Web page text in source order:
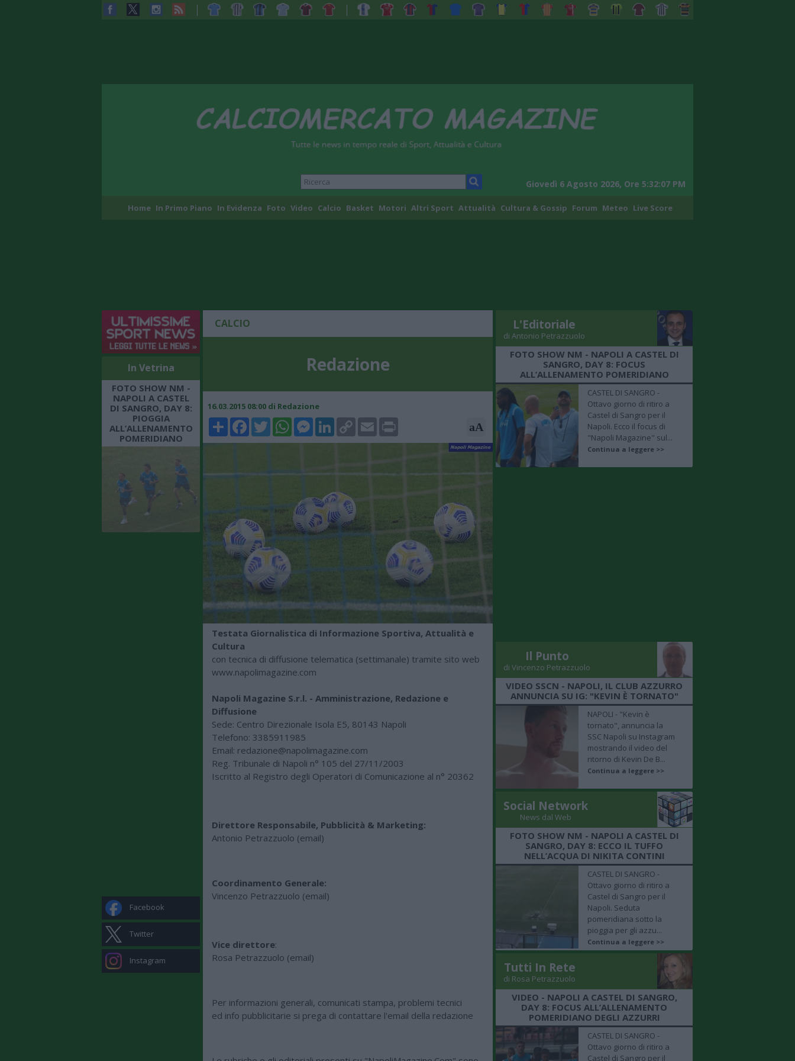
Giovedì 6 Agosto 2026, Ore 5:32:08 PM
Home In Primo Piano In Evidenza Foto Video Calcio Basket Motori Altri Sport Attualità Cultura & Gossip Forum Meteo Live Score
In Vetrina
FOTO SHOW NM -
NAPOLI A CASTEL
DI SANGRO, DAY 8:
PIOGGIA
ALL’ALLENAMENTO
POMERIDIANO
Facebook
Twitter
Instagram
CALCIO
Redazione
16.03.2015 08:00 di Redazione
ShareFacebookTwitterWhatsAppMessenger
LinkedIn
Copy
Link
Email Print aA
Testata Giornalistica di Informazione Sportiva, Attualità e
Cultura
con tecnica di diffusione telematica (settimanale) tramite sito web
www.napolimagazine.com
Napoli Magazine S.r.l. - Amministrazione, Redazione e
Diffusione
Sede: Centro Direzionale Isola E5, 80143 Napoli
Telefono: 3385911985
Email: redazione@napolimagazine.com
Reg. Tribunale di Napoli n° 105 del 27/11/2003
Iscritto al Registro degli Operatori di Comunicazione al n° 20362
Direttore Responsabile, Pubblicità & Marketing:
Antonio Petrazzuolo (email)
Coordinamento Generale:
Vincenzo Petrazzuolo (email)
Vice direttore:
Rosa Petrazzuolo (email)
Per informazioni generali, comunicati stampa, problemi tecnici
ed info pubblicitarie si prega di contattare l'email della redazione
L'Editoriale
di Antonio Petrazzuolo
FOTO SHOW NM - NAPOLI A CASTEL DI
SANGRO, DAY 8: FOCUS
ALL’ALLENAMENTO POMERIDIANO
CASTEL DI SANGRO -
Ottavo giorno di ritiro a
Castel di Sangro per il
Napoli. Ecco il focus di
"Napoli Magazine" sul...
Continua a leggere >>
Il Punto
di Vincenzo Petrazzuolo
VIDEO SSCN - NAPOLI, IL CLUB AZZURRO
ANNUNCIA SU IG: "KEVIN È TORNATO"
NAPOLI - "Kevin è
tornato", annuncia la
SSC Napoli su Instagram
mostrando il video del
ritorno di Kevin De B...
Continua a leggere >>
Social Network
News dal Web
FOTO SHOW NM - NAPOLI A CASTEL DI
SANGRO, DAY 8: ECCO IL TUFFO
NELL’ACQUA DI NIKITA CONTINI
CASTEL DI SANGRO -
Ottavo giorno di ritiro a
Castel di Sangro per il
Napoli. Seduta
pomeridiana sotto la
pioggia per gli azzu...
Continua a leggere >>
Tutti In Rete
di Rosa Petrazzuolo
VIDEO - NAPOLI A CASTEL DI SANGRO,
DAY 8: FOCUS ALL’ALLENAMENTO
POMERIDIANO DEGLI AZZURRI
CASTEL DI SANGRO -
Ottavo giorno di ritiro a
Castel di Sangro per il